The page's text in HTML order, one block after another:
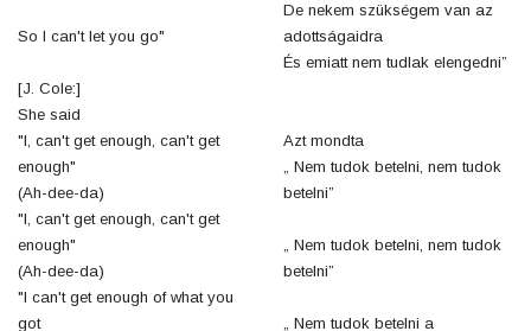
So I can't let you go"
[J. Cole:]
She said
"I, can't get enough, can't get
enough"
(Ah-dee-da)
"I, can't get enough, can't get
enough"
(Ah-dee-da)
"I can't get enough of what you
got
De nekem szükségem van az
adottságaidra
És emiatt nem tudlak elengedni”
Azt mondta
„ Nem tudok betelni, nem tudok
betelni”
„ Nem tudok betelni, nem tudok
betelni”
„ Nem tudok betelni a